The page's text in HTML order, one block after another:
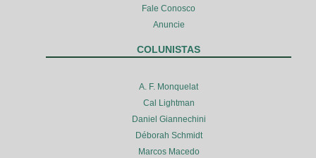
Fale Conosco
Anuncie
COLUNISTAS
A. F. Monquelat
Cal Lightman
Daniel Giannechini
Déborah Schmidt
Marcos Macedo